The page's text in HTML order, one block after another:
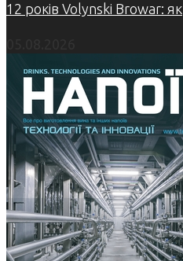
12 років Volynski Browar: як